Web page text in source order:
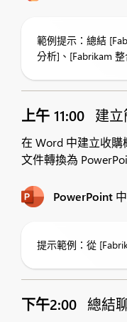
範例提示：總結
分析]、[Fabrikam
上午 11:00 建
在 Word 中建立收購
文件轉換為
PowerPoint
提示範例：從
下午2:00 總結